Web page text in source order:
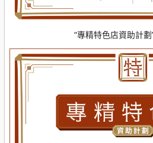
“專精特色店資助計劃